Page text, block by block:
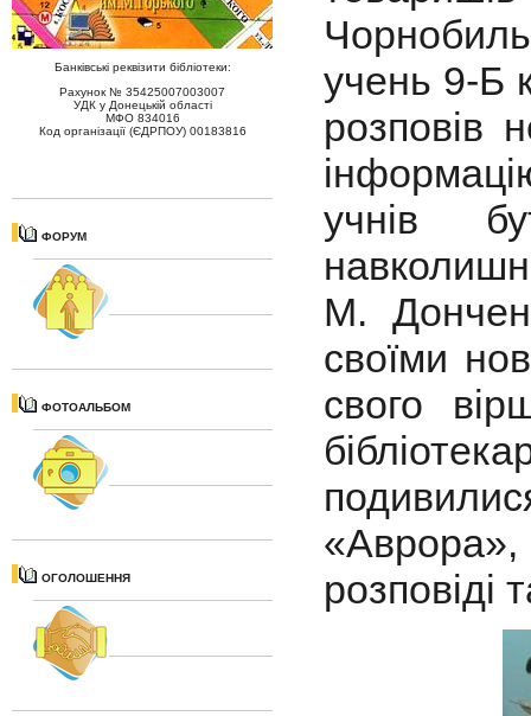
Банківські реквізити бібліотеки:
Рахунок № 35425007003007
УДК у Донецькій області
МФО 834016
Код організації (ЄДРПОУ) 00183816
ФОРУМ
ФОТОАЛЬБОМ
ОГОЛОШЕННЯ
учень 9-Б
розповів
учнів
М.
своїми
свого
розповіді